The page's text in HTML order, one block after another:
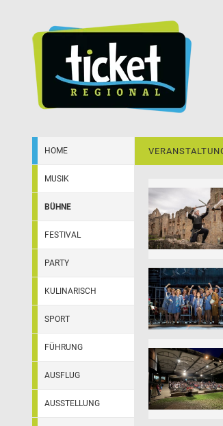
HOME
MUSIK
BÜHNE
FESTIVAL
PARTY
KULINARISCH
SPORT
FÜHRUNG
AUSFLUG
AUSSTELLUNG